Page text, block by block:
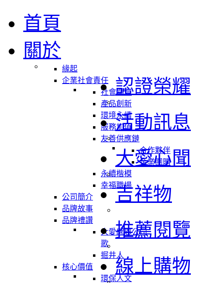
首頁
關於
緣起
企業社會責任
社會關懷
產品創新
環境永續
服務加值
友善供應鏈
合作夥伴
企業團購
永續楷模
幸福職場
公司簡介
品牌故事
品牌禮讚
大愛感恩公司
歌
掘井人
核心價值
環保人文
認證榮耀
活動訊息
大愛心聞
吉祥物
推薦閱覽
線上購物